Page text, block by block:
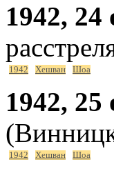
1942, 24
1942 Хешван Шоа
1942, 25
1942 Хешван Шоа